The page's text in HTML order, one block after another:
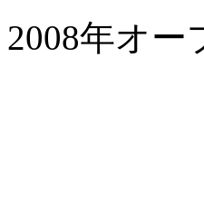
2008年オー